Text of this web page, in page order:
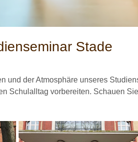
Stade
und der Atmosphäre unseres
Schulalltag vorbereiten. Schauen
Eingang